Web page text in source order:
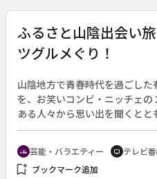
でそば屋を営んでいた中村専
開発に異議を唱えていた一人
る道路をつくっても仕方がない
なる」。そう考えた中村さんは
んは故郷の街に見切りをつけ
一方、行政の計画案にＮＯを
を実現させた地域もある。兵
神戸へ視察に訪れる人は後を絶
さんは、年に一度は宮城や岩手
ふるさと山陰出会い
ツグルメぐり！
山陰地方で青春時代を過ごし
を、お笑いコンビ・ニッチェ
ある人々から思い出を聞くと
メを堪能し、アスリートたち
ニス史上、歴史的快挙を成し遂
圭、角界での大躍進を遂げた鳥
士・逸ノ城。山陰ゆかりのスポ
groups 芸能・バラエティー tv テレビ
bookmark_add ブックマーク追加